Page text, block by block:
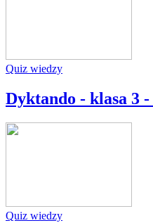
Quiz wiedzy
Dyktando - klasa 3
Quiz wiedzy